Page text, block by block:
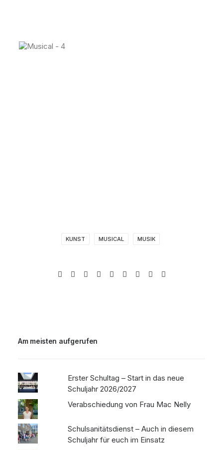
KUNST MUSICAL MUSIK
Am meisten aufgerufen
Erster Schultag – Start in das neue
Schuljahr 2026/2027
Verabschiedung von Frau Mac Nelly
Schulsanitätsdienst – Auch in diesem
Schuljahr für euch im Einsatz